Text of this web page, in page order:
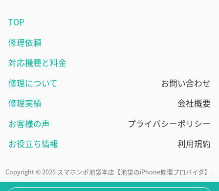
TOP
修理依頼
対応機種と料金
修理について
修理実績
お客様の声
お役立ち情報
お問い合わせ
会社概要
プライバシーポリシー
利用規約
Copyright © 2026 スマホンポ池袋本店【池袋のiPhone修理プロバイダ】 .